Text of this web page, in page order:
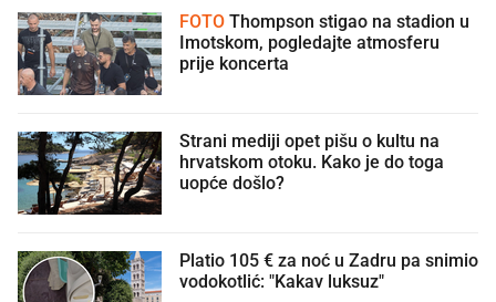
FOTO
Imotskom, pogledajte atmosferu
prije koncerta
Strani mediji opet pišu o kultu na
hrvatskom otoku. Kako je do toga
uopće došlo?
Platio 105 € za noć u Zadru pa snimio
vodokotlić: "Kakav luksuz"